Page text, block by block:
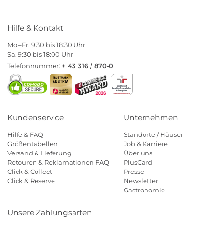
Hilfe & Kontakt
Mo.–Fr. 9:30 bis 18:30 Uhr
Sa. 9:30 bis 18:00 Uhr
Telefonnummer: + 43 316 / 870-0
Kundenservice
Hilfe & FAQ
Größentabellen
Versand & Lieferung
Retouren & Reklamationen FAQ
Click & Collect
Click & Reserve
Unternehmen
Standorte / Häuser
Job & Karriere
Über uns
PlusCard
Presse
Newsletter
Gastronomie
Unsere Zahlungsarten